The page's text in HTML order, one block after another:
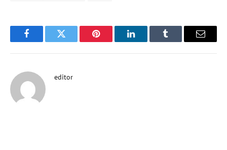
FacebookTwitter Pinterest LinkedInTumblr Email
editor